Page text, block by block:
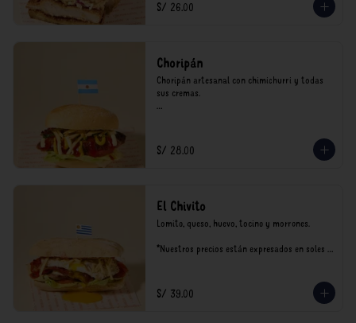
S/ 26.00
Choripán
Choripán artesanal con chimichurri y todas
sus cremas.
consumo.
S/ 28.00
El Chivito
Lomito, queso, huevo, tocino y morrones.
*Nuestros precios están expresados en soles e
S/ 39.00